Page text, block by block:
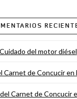
Cuidado del motor diésel
Carnet de Concucir en
Carnet de Concucir